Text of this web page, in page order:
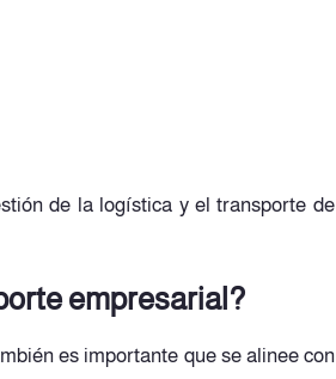
de la logística y el transporte de
empresarial?
es importante que se alinee con